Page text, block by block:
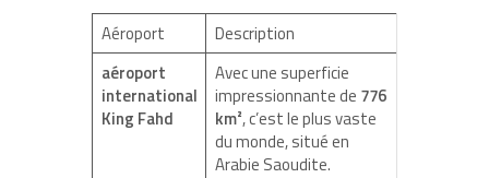
Aéroport
Description
aéroport
international
King Fahd
Avec une superficie
impressionnante de 776
km², c’est le plus vaste
du monde, situé en
Arabie Saoudite.